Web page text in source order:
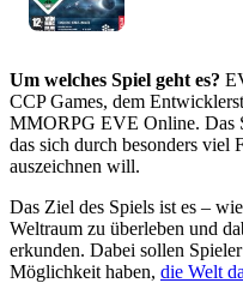
Um welches Spiel geht es?
CCP Games, dem
MMORPG EVE Online. Das
das sich durch besonders viel
auszeichnen will.
Das Ziel des Spiels ist es –
Weltraum zu überleben und
erkunden. Dabei sollen
Möglichkeit haben, die Welt